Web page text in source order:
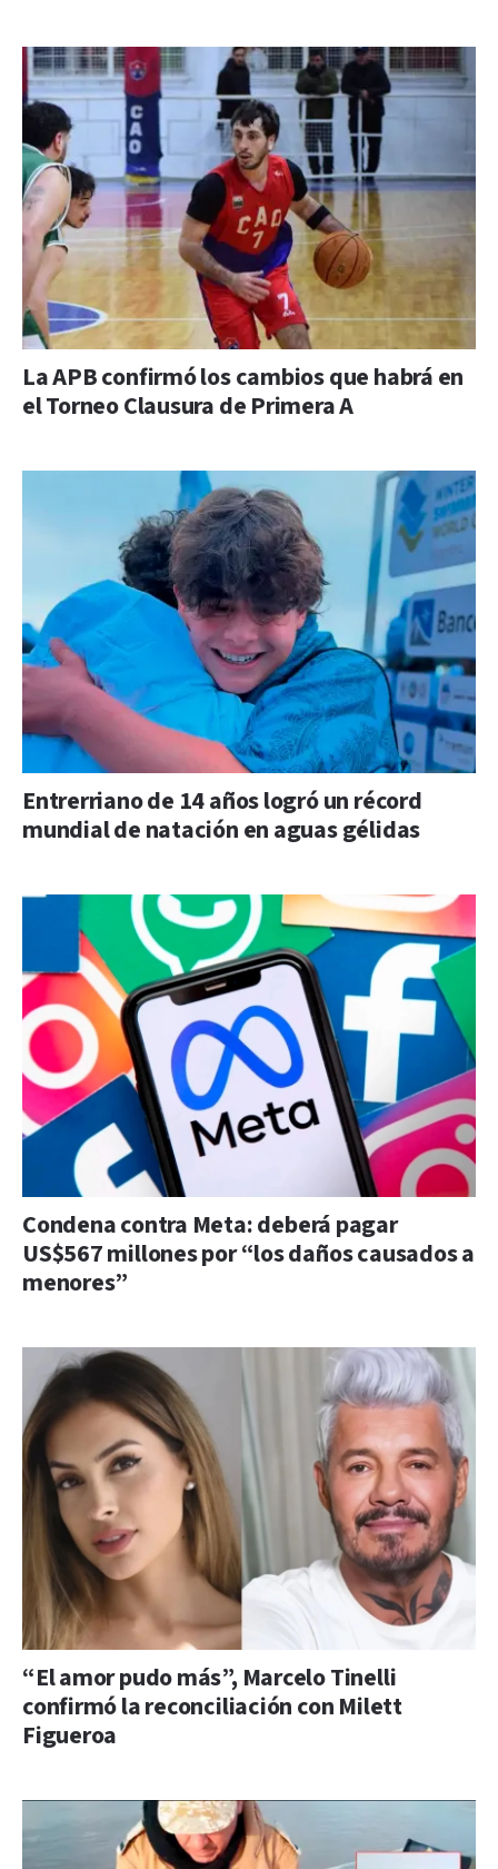
La APB confirmó los cambios que habrá en
el Torneo Clausura de Primera A
Entrerriano de 14 años logró un récord
mundial de natación en aguas gélidas
Condena contra Meta: deberá pagar
US$567 millones por “los daños causados a
menores”
“El amor pudo más”, Marcelo Tinelli
confirmó la reconciliación con Milett
Figueroa